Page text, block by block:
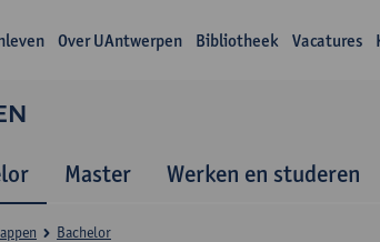
Over UAntwerpen Bibliotheek Vacatures
Master Werken en studeren
Bachelor